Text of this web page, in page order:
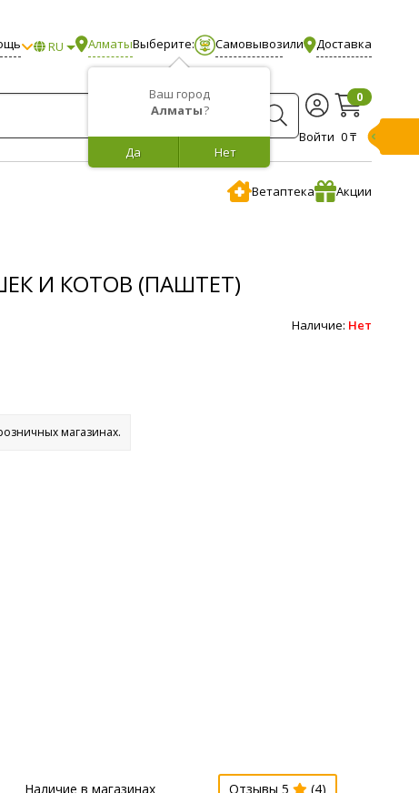
RU Алматы
Ваш город
Алматы?
Нет
Да
Выберите: Самовывозили Доставка
Войти
0
0 ₸
Ветаптека Акции
И КОТОВ (ПАШТЕТ)
Наличие: Нет
магазинах.
Наличие в магазинах Отзывы 5 (4)